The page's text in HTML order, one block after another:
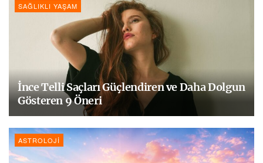
SAĞLIKLI YAŞAM
İnce Telli Saçları Güçlendiren ve Daha Dolgun
Gösteren 9 Öneri
ASTROLOJI